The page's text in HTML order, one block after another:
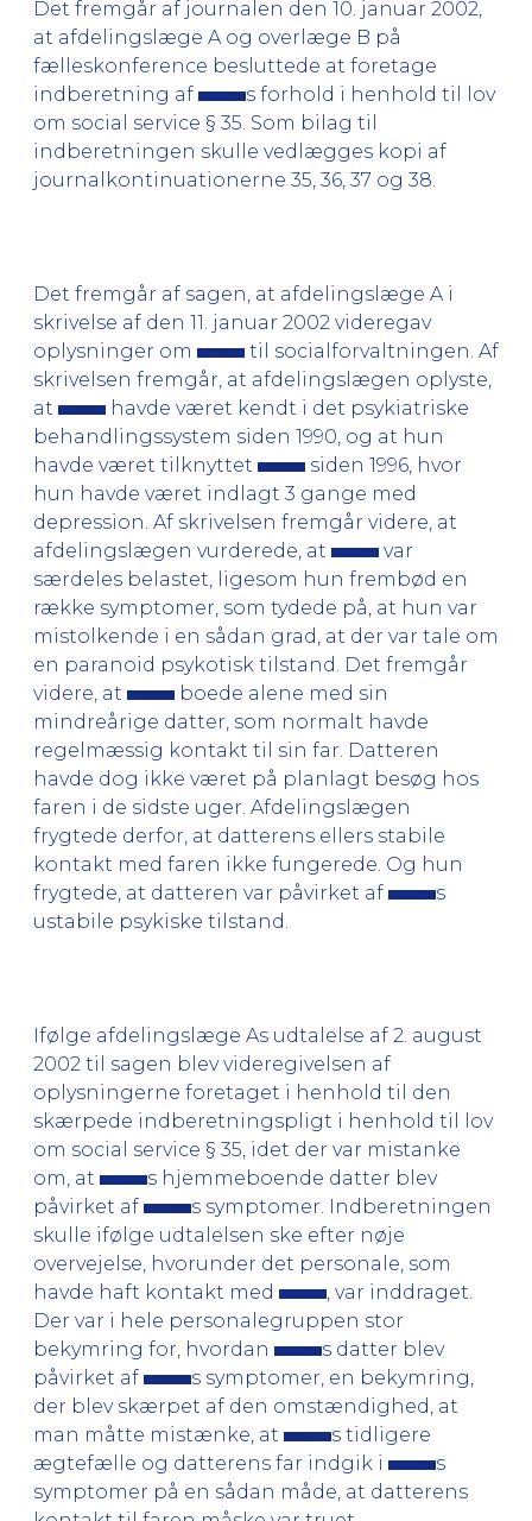
Det fremgår af journalen den 10. januar 2002,
at afdelingslæge A og overlæge B på
fælleskonference besluttede at foretage
indberetning af
s forhold i henhold til lov
om social service § 35. Som bilag til
indberetningen skulle vedlægges kopi af
journalkontinuationerne 35, 36, 37 og 38.
Det fremgår af sagen, at afdelingslæge A i
skrivelse af den 11. januar 2002 videregav
oplysninger om
til socialforvaltningen. Af
skrivelsen fremgår, at afdelingslægen oplyste,
at
havde været kendt i det psykiatriske
behandlingssystem siden 1990, og at hun
havde været tilknyttet
siden 1996, hvor
hun havde været indlagt 3 gange med
depression. Af skrivelsen fremgår videre, at
afdelingslægen vurderede, at
var
særdeles belastet, ligesom hun frembød en
række symptomer, som tydede på, at hun var
mistolkende i en sådan grad, at der var tale om
en paranoid psykotisk tilstand. Det fremgår
videre, at
boede alene med sin
mindreårige datter, som normalt havde
regelmæssig kontakt til sin far. Datteren
havde dog ikke været på planlagt besøg hos
faren i de sidste uger. Afdelingslægen
frygtede derfor, at datterens ellers stabile
kontakt med faren ikke fungerede. Og hun
frygtede, at datteren var påvirket af
s
ustabile psykiske tilstand.
Ifølge afdelingslæge As udtalelse af 2. august
2002 til sagen blev videregivelsen af
oplysningerne foretaget i henhold til den
skærpede indberetningspligt i henhold til lov
om social service § 35, idet der var mistanke
om, at
s hjemmeboende datter blev
påvirket af
s symptomer. Indberetningen
skulle ifølge udtalelsen ske efter nøje
overvejelse, hvorunder det personale, som
havde haft kontakt med
, var inddraget.
Der var i hele personalegruppen stor
bekymring for, hvordan
s datter blev
påvirket af
s symptomer, en bekymring,
der blev skærpet af den omstændighed, at
man måtte mistænke, at
s tidligere
ægtefælle og datterens far indgik i
s
symptomer på en sådan måde, at datterens